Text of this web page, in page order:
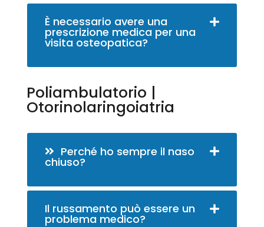
È necessario avere una
prescrizione medica per una
visita osteopatica?
Poliambulatorio |
Otorinolaringoiatria
Perché ho sempre il naso
chiuso?
Il russamento può essere un
problema medico?